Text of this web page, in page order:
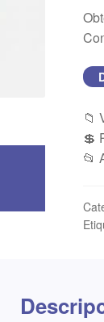
📁
💲
📂